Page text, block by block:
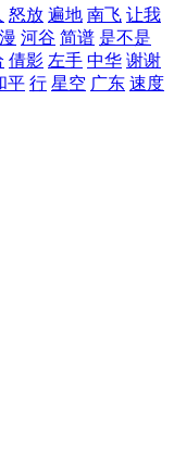
怒放 遍地 南飞 让我
河谷 简谱 是不是
倩影 左手 中华 谢谢
平 行 星空 广东 速度